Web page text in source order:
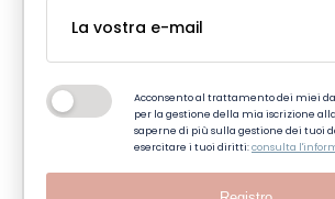
Acconsento al trattamento dei miei
per la gestione della mia iscrizione
saperne di più sulla gestione dei tuoi
esercitare i tuoi diritti:consulta